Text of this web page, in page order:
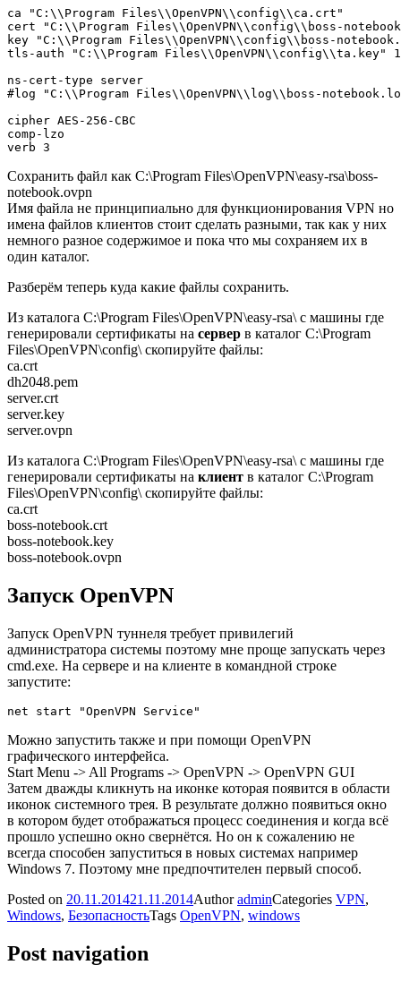
ca "C:\\Program Files\\OpenVPN\\config\\ca.crt"
cert "C:\\Program Files\\OpenVPN\\config\\boss-
key "C:\\Program Files\\OpenVPN\\config\\boss-
tls-auth "C:\\Program Files\\OpenVPN\\config\\ta.key" 1
ns-cert-type server
#log "C:\\Program Files\\OpenVPN\\log\\boss-
cipher AES-256-CBC
comp-lzo
Сохранить файл как C:\Program Files\OpenVPN\easy-rsa\boss-
notebook.ovpn
Имя файла не принципиально для функционирования VPN но
имена файлов клиентов стоит сделать разными, так как у них
немного разное содержимое и пока что мы сохраняем их в
один каталог.
Разберём теперь куда какие файлы сохранить.
Из каталога C:\Program Files\OpenVPN\easy-rsa\ с машины где
генерировали сертификаты на сервер в каталог C:\Program
Files\OpenVPN\config\ скопируйте файлы:
ca.crt
dh2048.pem
server.crt
server.key
server.ovpn
Из каталога C:\Program Files\OpenVPN\easy-rsa\ с машины где
генерировали сертификаты на клиент в каталог C:\Program
Files\OpenVPN\config\ скопируйте файлы:
ca.crt
boss-notebook.crt
boss-notebook.key
boss-notebook.ovpn
Запуск OpenVPN
Запуск OpenVPN туннеля требует привилегий
администратора системы поэтому мне проще запускать через
cmd.exe. На сервере и на клиенте в командной строке
запустите:
Можно запустить также и при помощи OpenVPN
графического интерфейса.
Start Menu -> All Programs -> OpenVPN -> OpenVPN GUI
Затем дважды кликнуть на иконке которая появится в области
иконок системного трея. В результате должно появиться окно
в котором будет отображаться процесс соединения и когда всё
прошло успешно окно свернётся. Но он к сожалению не
всегда способен запуститься в новых системах например
Windows 7. Поэтому мне предпочтителен первый способ.
Posted on 20.11.201421.11.2014AuthoradminCategories VPN,
Windows, БезопасностьTags OpenVPN, windows
Post navigation